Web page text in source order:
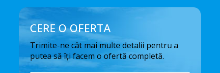
CERE O OFERTA
Trimite-ne cât mai multe detalii pentru a
putea să îți facem o ofertă completă.